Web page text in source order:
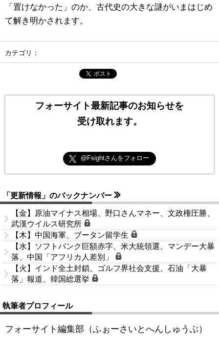
「置けなかった」のか、古代史の大きな謎がいまはじめ
て解き明かされます。
カテゴリ：
ポスト
フォーサイト最新記事のお知らせを
受け取れます。
@Fsightさんをフォロー
「更新情報」のバックナンバー
【金】原油マイナス相場、野口さんマネー、文政権圧勝、
武漢ウイルス研究所
【木】中国海軍、ブータン留学生
【水】ソフトバンク巨額赤字、米大統領選、マンデー大暴
落、中国「アフリカ人差別」
【火】インド全土封鎖、ゴルフ界社会支援、石油「大暴
落」報道、韓国総選挙
執筆者プロフィール
フォーサイト編集部（ふぉーさいとへんしゅうぶ）